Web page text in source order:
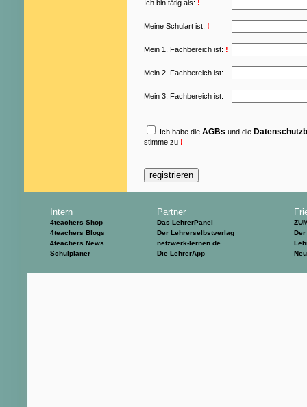
Ich bin tätig als: !
Meine Schulart ist: !
Mein 1. Fachbereich ist: !
Mein 2. Fachbereich ist:
Mein 3. Fachbereich ist:
Ich habe die AGBs und die
stimme zu !
Intern
4teachers Shop
4teachers Blogs
4teachers News
Schulplaner
Partner
Das LehrerPanel
Der Lehrerselbstverlag
netzwerk-lernen.de
Die LehrerApp